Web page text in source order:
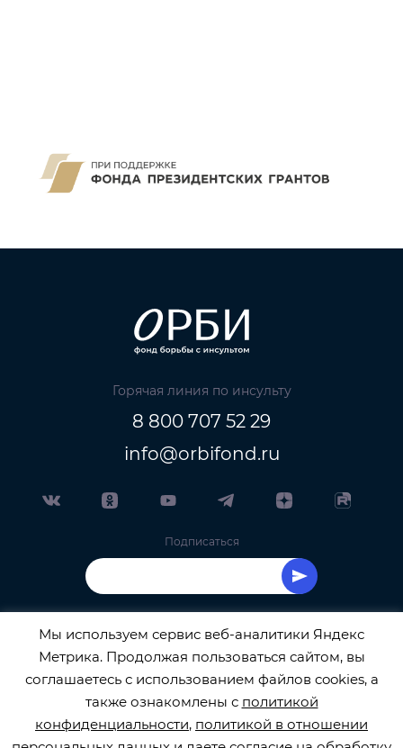
Горячая линия по инсульту
8 800 707 52 29
info@orbifond.ru
Подписаться
ОФИЦИАЛЬНЫЙ ОПЕРАТОР ОБРАБОТКИ
ПЕРСОНАЛЬНЫХ ДАННЫХ РЕГИСТРАЦИОННЫЙ
Мы используем сервис веб-аналитики Яндекс
Метрика. Продолжая пользоваться сайтом, вы
соглашаетесь с использованием файлов cookies, а
также ознакомлены с политикой
конфиденциальности, политикой в отношении